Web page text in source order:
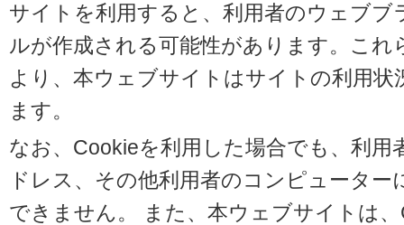
サイトを利用すると、利用者のウェブ
ルが作成される可能性があります。こ
より、本ウェブサイトはサイトの利用
ます。
なお、Cookieを利用した場合でも、利用
ドレス、その他利用者のコンピュータ
できません。 また、本ウェブサイトは